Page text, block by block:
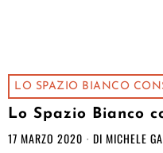
LO SPAZIO BIANCO
Lo Spazio Bianco
17 MARZO 2020 DI MICHELE